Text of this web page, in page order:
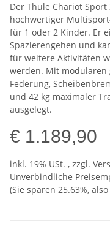
Der Thule Chariot
hochwertiger
für 1 oder 2 Kinder. Er
Spazierengehen und
für weitere Aktivitäten
werden. Mit modularen
Federung,
und 42 kg maximaler
ausgelegt.
€ 1.189,90
inkl. 19% USt. , zzgl.
Unverbindliche
(Sie sparen 25.63%, also